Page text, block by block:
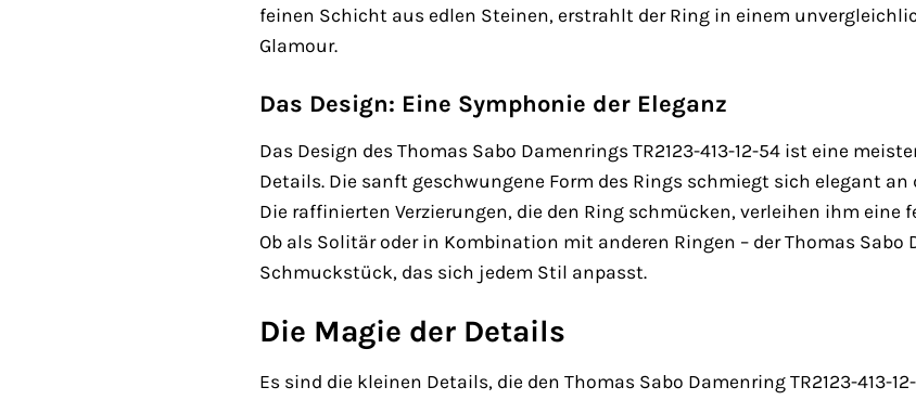
feinen Schicht aus edlen Steinen, erstrahlt der Ring in einem
Glamour.
Das Design: Eine Symphonie der Eleganz
Das Design des Thomas Sabo Damenrings TR2123-413-12-54 ist eine
Details. Die sanft geschwungene Form des Rings schmiegt sich elegant
Die raffinierten Verzierungen, die den Ring schmücken, verleihen ihm
Ob als Solitär oder in Kombination mit anderen Ringen – der Thomas Sabo
Schmuckstück, das sich jedem Stil anpasst.
Die Magie der Details
Es sind die kleinen Details, die den Thomas Sabo Damenring TR2123-413-